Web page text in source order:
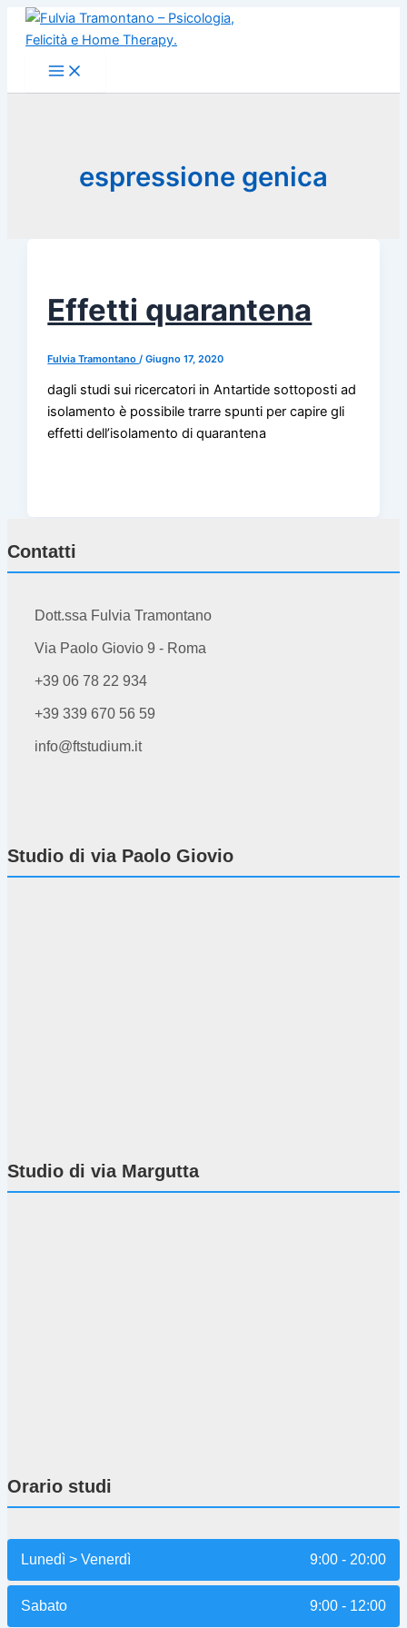
espressione genica
Effetti quarantena
Fulvia Tramontano/Giugno 17, 2020
dagli studi sui ricercatori in Antartide sottoposti ad
isolamento è possibile trarre spunti per capire gli
effetti dell’isolamento di quarantena
Contatti
Dott.ssa Fulvia Tramontano
Via Paolo Giovio 9 - Roma
+39 06 78 22 934
+39 339 670 56 59
info@ftstudium.it
Studio di via Paolo Giovio
Studio di via Margutta
Orario studi
Lunedì > Venerdì 9:00 - 20:00
Sabato 9:00 - 12:00